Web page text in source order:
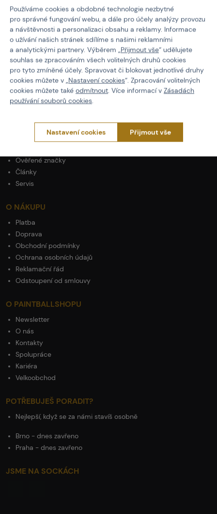
Vlastnosti
Kód produktu 216856
EAN 700381148826
Actionshop.cz
Black Friday
Ověřené značky
Články
Servis
O NÁKUPU
Platba
Doprava
Obchodní podmínky
Ochrana osobních údajů
Reklamační řád
Odstoupení od smlouvy
O PAINTBALLSHOPU
Newsletter
O nás
Kontakty
Spolupráce
Kariéra
Velkoobchod
POTŘEBUJEŠ PORADIT?
Nejlepší, když se za námi stavíš osobně
Brno - dnes zavřeno
Praha - dnes zavřeno
JSME NA SOCKÁCH
Používáme cookies a obdobné technologie nezbytné
pro správné fungování webu, a dále pro účely analýzy provozu
a návštěvnosti a personalizaci obsahu a reklamy. Informace
o užívání našich stránek sdílíme s našimi reklamními
a analytickými partnery. Výběrem „Přijmout vše“ udělujete
souhlas se zpracováním všech volitelných druhů cookies
pro tyto zmíněné účely. Spravovat či blokovat jednotlivé druhy
cookies můžete v „Nastavení cookies“. Zpracování volitelných
cookies můžete také odmítnout. Více informací v Zásadách
používání souborů cookies.
Nastavení cookies Přijmout vše